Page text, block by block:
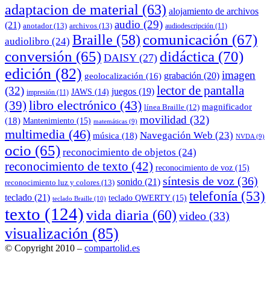
adaptacion de material (63) alojamiento de archivos
(21) anotador(13) archivos (13) audio (29) audiodescripción (11)
audiolibro (24) Braille (58) comunicación (67)
conversión (65) DAISY(27) didáctica (70)
edición (82) geolocalización (16) grabación (20) imagen
(32) impresión (11) JAWS (14) juegos (19) lector de pantalla
(39) libro electrónico (43) línea Braille (12) magnificador
(18) Mantenimiento (15) matemáticas (9) movilidad (32)
multimedia (46) música (18) Navegación Web (23) NVDA (9)
ocio (65) reconocimiento de objetos (24)
reconocimiento de texto (42) reconocimiento de voz (15)
reconocimiento luz y colores (13) sonido (21) síntesis de voz (36)
teclado (21) teclado Braille (10) teclado QWERTY(15) telefonía (53)
texto (124)vida diaria (60) video (33)
visualización (85)
© Copyright 2010 – compartolid.es